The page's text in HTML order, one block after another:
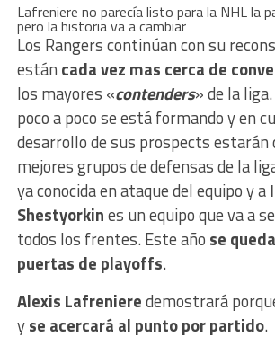
Lafreniere no parecía listo para la NHL la
pero la historia va a cambiar
Los Rangers continúan con su
están cada vez mas cerca de
los mayores «contenders» de la
poco a poco se está formando y en
desarrollo de sus prospects estarán
mejores grupos de defensas de la
ya conocida en ataque del equipo y a
Shestyorkines un equipo que va a
todos los frentes. Este año se
puertas de playoffs.
Alexis Lafrenieredemostrará
yse acercará al punto por partido.